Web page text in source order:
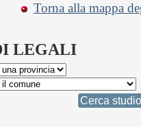
Torna alla mappa
LEGALI